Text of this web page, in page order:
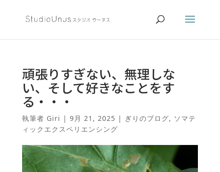
頑張りすぎない、無理しな
い、そして好きなことをす
る・・・
執筆者 Giri | 9月 21, 2025 | ぎりのブログ, ソマテ
ィックエクスペリエンシング